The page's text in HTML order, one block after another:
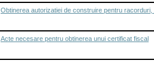
Obtinerea autorizatiei de construire pentru
Acte necesare pentru obtinerea unui certificat fiscal